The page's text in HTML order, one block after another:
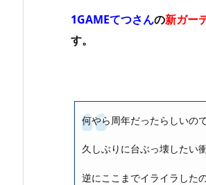
1GAMEてつさんの新ガー
す。
何やら周年だったらしいの
久しぶりに台ぶっ壊したい
逆にここまでイライラした